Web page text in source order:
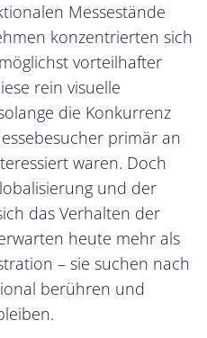
Messestände
konzentrierten sich
vorteilhafter
rein visuelle
die Konkurrenz
primär an
waren. Doch
und der
das Verhalten der
heute mehr als
– sie suchen nach
berühren und